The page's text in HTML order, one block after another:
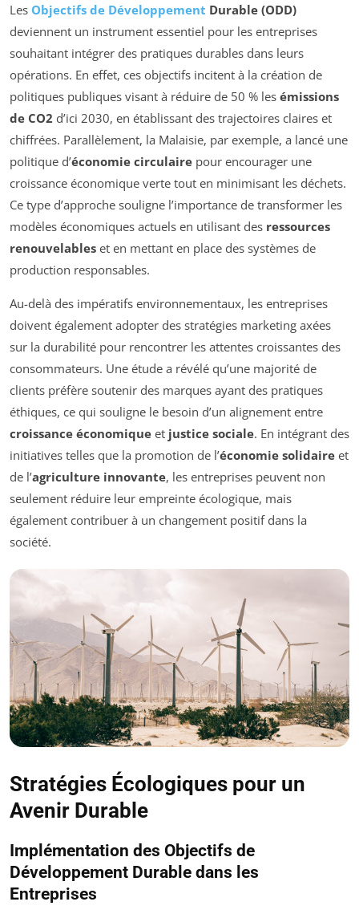
Les Objectifs de Développement Durable (ODD)
deviennent un instrument essentiel pour les entreprises
souhaitant intégrer des pratiques durables dans leurs
opérations. En effet, ces objectifs incitent à la création de
politiques publiques visant à réduire de 50 % les émissions
de CO2 d’ici 2030, en établissant des trajectoires claires et
chiffrées. Parallèlement, la Malaisie, par exemple, a lancé une
politique d’économie circulaire pour encourager une
croissance économique verte tout en minimisant les déchets.
Ce type d’approche souligne l’importance de transformer les
modèles économiques actuels en utilisant des ressources
renouvelables et en mettant en place des systèmes de
production responsables.
Au-delà des impératifs environnementaux, les entreprises
doivent également adopter des stratégies marketing axées
sur la durabilité pour rencontrer les attentes croissantes des
consommateurs. Une étude a révélé qu’une majorité de
clients préfère soutenir des marques ayant des pratiques
éthiques, ce qui souligne le besoin d’un alignement entre
croissance économique et justice sociale. En intégrant des
initiatives telles que la promotion de l’économie solidaire et
de l’agriculture innovante, les entreprises peuvent non
seulement réduire leur empreinte écologique, mais
également contribuer à un changement positif dans la
société.
Stratégies Écologiques pour un
Avenir Durable
Implémentation des Objectifs de
Développement Durable dans les
Entreprises